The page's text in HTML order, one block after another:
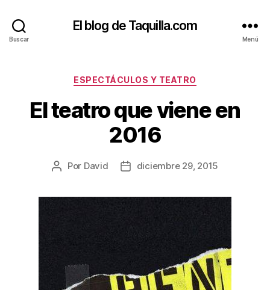
Buscar
El blog de Taquilla.com
Menú
Categorías
ESPECTÁCULOS Y TEATRO
El teatro que viene en
2016
Autor
Por David
Fecha
entrada
diciembre 29, 2015